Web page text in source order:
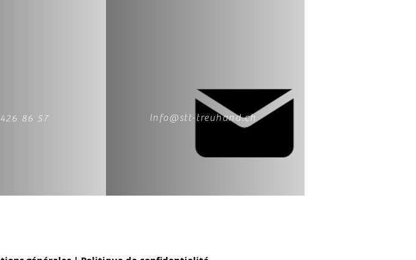
86 57 Info@stt-treuhand.ch